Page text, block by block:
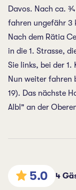
Davos. Nach ca.
fahren ungefähr 3
Nach dem Rätia
in die 1. Strasse,
Sie links, bei der
Nun weiter fahren
19). Das nächste
Albl" an der
5.0 4